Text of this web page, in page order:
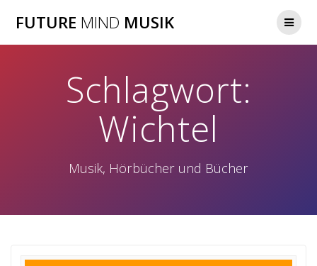
Inhalt
FUTURE MIND MUSIK
Schlagwort:
Wichtel
Musik, Hörbücher und Bücher